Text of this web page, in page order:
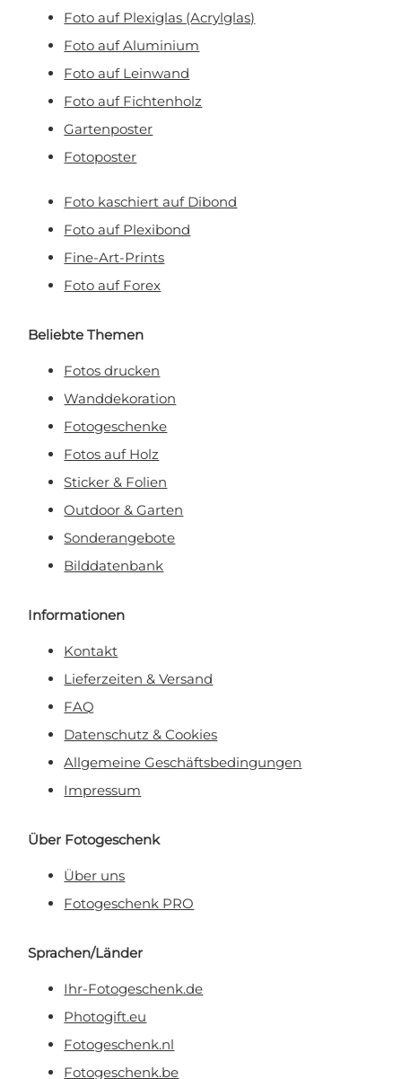
Foto auf Plexiglas (Acrylglas)
Foto auf Aluminium
Foto auf Leinwand
Foto auf Fichtenholz
Gartenposter
Fotoposter
Foto kaschiert auf Dibond
Foto auf Plexibond
Fine-Art-Prints
Foto auf Forex
Beliebte Themen
Fotos drucken
Wanddekoration
Fotogeschenke
Fotos auf Holz
Sticker & Folien
Outdoor & Garten
Sonderangebote
Bilddatenbank
Informationen
Kontakt
Lieferzeiten & Versand
FAQ
Datenschutz & Cookies
Allgemeine Geschäftsbedingungen
Impressum
Über Fotogeschenk
Über uns
Fotogeschenk PRO
Sprachen/Länder
Ihr-Fotogeschenk.de
Photogift.eu
Fotogeschenk.nl
Fotogeschenk.be